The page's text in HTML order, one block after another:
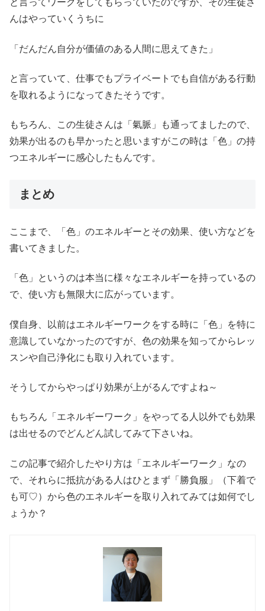
と言ってワークをしてもらっていたのですが、その生徒さ
んはやっていくうちに
「だんだん自分が価値のある人間に思えてきた」
と言っていて、仕事でもプライベートでも自信がある行動
を取れるようになってきたそうです。
もちろん、この生徒さんは「氣脈」も通ってましたので、
効果が出るのも早かったと思いますがこの時は「色」の持
つエネルギーに感心したもんです。
まとめ
ここまで、「色」のエネルギーとその効果、使い方などを
書いてきました。
「色」というのは本当に様々なエネルギーを持っているの
で、使い方も無限大に広がっています。
僕自身、以前はエネルギーワークをする時に「色」を特に
意識していなかったのですが、色の効果を知ってからレッ
スンや自己浄化にも取り入れています。
そうしてからやっぱり効果が上がるんですよね～
もちろん「エネルギーワーク」をやってる人以外でも効果
は出せるのでどんどん試してみて下さいね。
この記事で紹介したやり方は「エネルギーワーク」なの
で、それらに抵抗がある人はひとまず「勝負服」（下着で
も可♡）から色のエネルギーを取り入れてみては如何でし
ょうか？